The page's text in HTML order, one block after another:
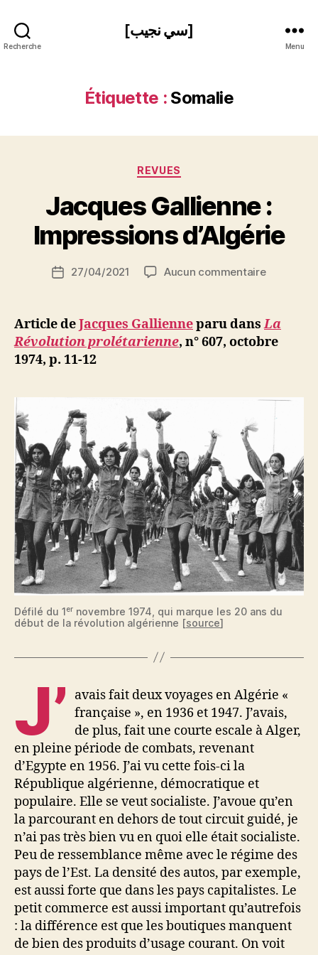
Recherche
[سي نجيب]
Menu
Étiquette : Somalie
Catégories
REVUES
Jacques Gallienne :
Impressions d’Algérie
de
P
S
N
ji
b
Date27/04/2021 Aucun commentairesur
:
d’Algérie
Article deJacques Gallienneparu dansLa
Révolution prolétarienne, n° 607, octobre
1974, p. 11-12
Défilé du 1er novembre 1974, qui marque les 20 ans du
début de la révolution algérienne [source]
J’
avais fait deux voyages en Algérie «
française », en 1936 et 1947. J’avais,
de plus, fait une courte escale à Alger,
en pleine période de combats, revenant
d’Egypte en 1956. J’ai vu cette fois-ci la
République algérienne, démocratique et
populaire. Elle se veut socialiste. J’avoue qu’en
la parcourant en dehors de tout circuit guidé, je
n’ai pas très bien vu en quoi elle était socialiste.
Peu de ressemblance même avec le régime des
pays de l’Est. La densité des autos, par exemple,
est aussi forte que dans les pays capitalistes. Le
petit commerce est aussi important qu’autrefois
: la différence est que les boutiques manquent
de bien des produits d’usage courant. On voit